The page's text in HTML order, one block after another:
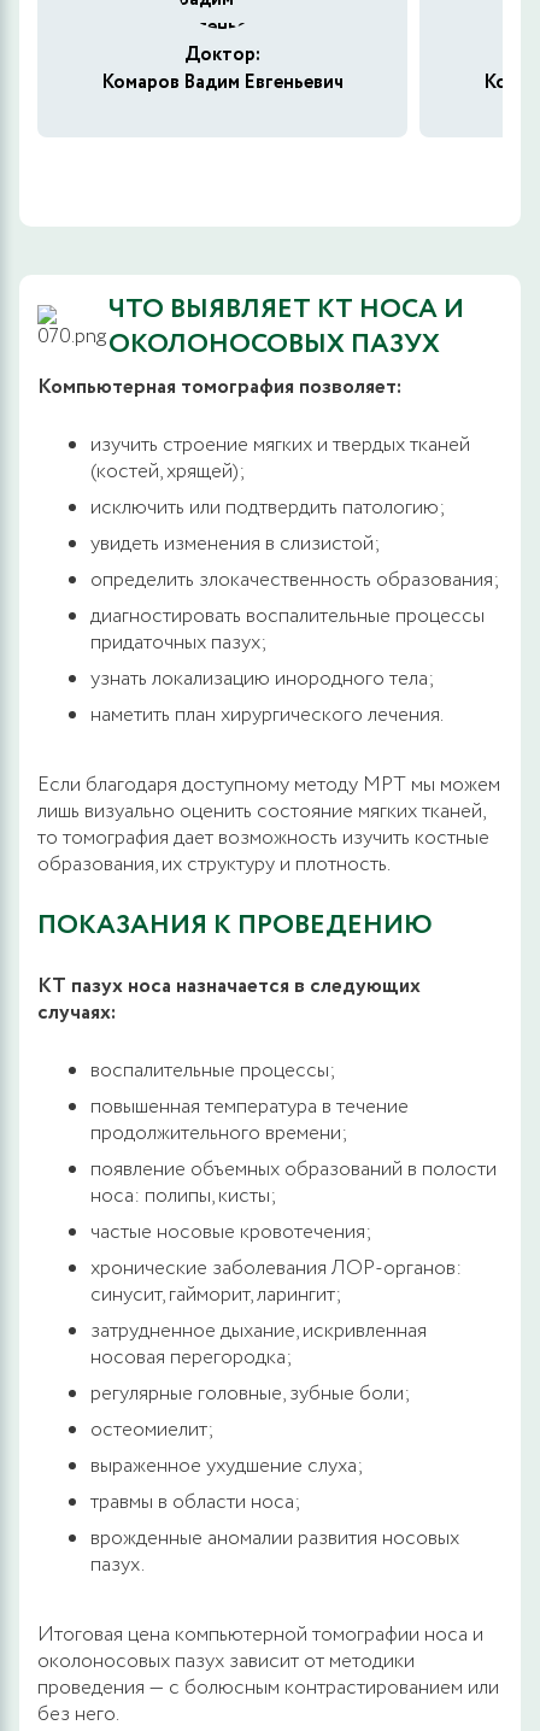
Доктор:
Комаров Вадим Евгеньевич
ЧТО ВЫЯВЛЯЕТ КТ НОСА И
ОКОЛОНОСОВЫХ ПАЗУХ
Компьютерная томография позволяет:
изучить строение мягких и твердых тканей
(костей, хрящей);
исключить или подтвердить патологию;
увидеть изменения в слизистой;
определить злокачественность образования;
диагностировать воспалительные процессы
придаточных пазух;
узнать локализацию инородного тела;
наметить план хирургического лечения.
Если благодаря доступному методу МРТ мы можем
лишь визуально оценить состояние мягких тканей,
то томография дает возможность изучить костные
образования, их структуру и плотность.
ПОКАЗАНИЯ К ПРОВЕДЕНИЮ
КТ пазух носа назначается в следующих
случаях:
воспалительные процессы;
повышенная температура в течение
продолжительного времени;
появление объемных образований в полости
носа: полипы, кисты;
частые носовые кровотечения;
хронические заболевания ЛОР-органов:
синусит, гайморит, ларингит;
затрудненное дыхание, искривленная
носовая перегородка;
регулярные головные, зубные боли;
остеомиелит;
выраженное ухудшение слуха;
травмы в области носа;
врожденные аномалии развития носовых
пазух.
Итоговая цена компьютерной томографии носа и
околоносовых пазух зависит от методики
проведения — с болюсным контрастированием или
без него.